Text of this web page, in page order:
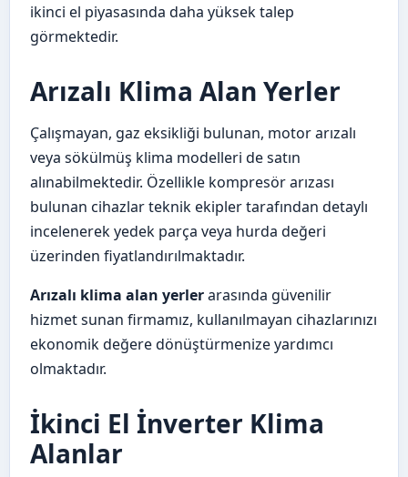
ikinci el piyasasında daha yüksek talep
görmektedir.
Arızalı Klima Alan Yerler
Çalışmayan, gaz eksikliği bulunan, motor arızalı
veya sökülmüş klima modelleri de satın
alınabilmektedir. Özellikle kompresör arızası
bulunan cihazlar teknik ekipler tarafından detaylı
incelenerek yedek parça veya hurda değeri
üzerinden fiyatlandırılmaktadır.
Arızalı klima alan yerlerarasında güvenilir
hizmet sunan firmamız, kullanılmayan cihazlarınızı
ekonomik değere dönüştürmenize yardımcı
olmaktadır.
İkinci El İnverter Klima
Alanlar